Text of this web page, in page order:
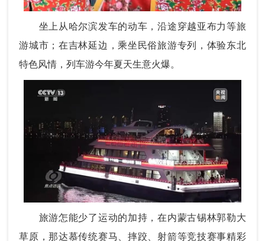
坐上从哈尔滨发车的动车，沿途穿越亚布力等旅
游城市；在吉林延边，乘坐民俗旅游专列，体验东北
特色风情，列车游今年夏天生意火爆。
旅游怎能少了运动的加持，在内蒙古锡林郭勒大
草原，那达慕传统赛马、摔跤、射箭等竞技赛事精彩